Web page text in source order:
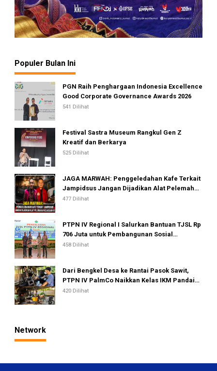
Populer Bulan Ini
PGN Raih Penghargaan Indonesia Excellence
Good Corporate Governance Awards 2026
541 Dilihat
Festival Sastra Museum Rangkul Gen Z
Kreatif dan Berkarya
525 Dilihat
JAGA MARWAH: Penggeledahan Kafe Terkait
Jampidsus Jangan Dijadikan Alat Pelemahan
Kejaksaan RI
477 Dilihat
PTPN IV Regional I Salurkan Bantuan TJSL Rp
706 Juta untuk Pembangunan Sosial
Berkelanjutan
458 Dilihat
Dari Bengkel Desa ke Rantai Pasok Sawit,
PTPN IV PalmCo Naikkan Kelas IKM Pandai
Besi
420 Dilihat
Network